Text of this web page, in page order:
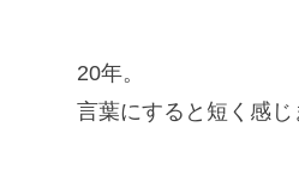
20年。
言葉にすると短く感じ